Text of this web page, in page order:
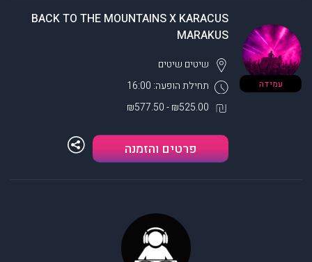
עמידה
BACK TO THE MOUNTAINS X KARACUS
MARAKUS
תחילת הופעה: 16:00
שיטים שיטים
₪525.00 - ₪577.50
פרטים והזמנה